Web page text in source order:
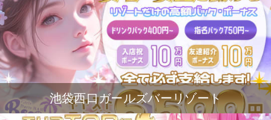
池袋西口ガールズバーリゾート